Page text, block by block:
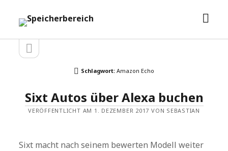
Speicherbereich
Seitenleiste
Seitenleiste
öffnen
Schlagwort: Amazon Echo
Sixt Autos über Alexa buchen
VERÖFFENTLICHT AM 1. DEZEMBER 2017 VON SEBASTIAN
Sixt macht nach seinem bewerten Modell weiter